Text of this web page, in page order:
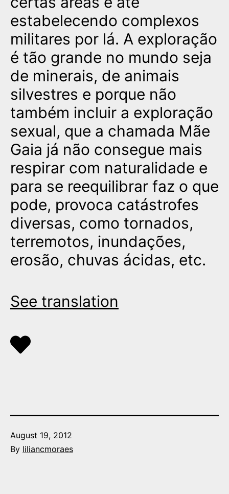
estabelecendo complexos
militares por lá. A exploração
é tão grande no mundo seja
de minerais, de animais
silvestres e porque não
também incluir a exploração
sexual, que a chamada Mãe
Gaia já não consegue mais
respirar com naturalidade e
para se reequilibrar faz o que
pode, provoca catástrofes
diversas, como tornados,
terremotos, inundações,
erosão, chuvas ácidas, etc.
See translation
Published
August 19, 2012
By liliancmoraes